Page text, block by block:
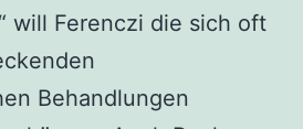
will Ferenczi die sich oft
Behandlungen